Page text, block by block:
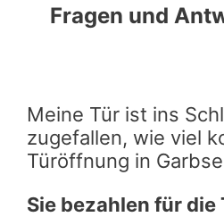
Fragen und
Meine Tür ist ins
zugefallen, wie viel
Türöffnung in
Sie bezahlen für